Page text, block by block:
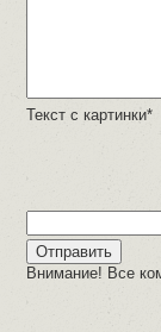
Текст с картинки*
Внимание! Все